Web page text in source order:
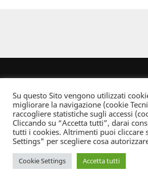
Dove non indicato altrimenti
Creative Commons Attribuzione - Non commerciale -
Informativa sulla privacy
Su questo Sito vengono utilizzati
migliorare la navigazione (cookie
raccogliere statistiche sugli accessi
Cliccando su “Accetta tutti”, darai
tutti i cookies. Altrimenti puoi cliccare
Settings" per scegliere cosa
Cookie Settings Accetta tutti